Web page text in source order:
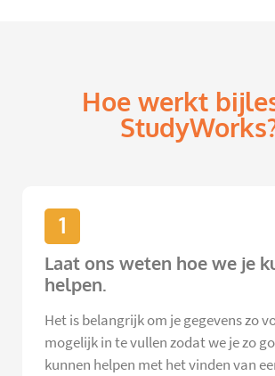
Hoe werkt
1
Laat ons weten hoe we je
helpen.
Het is belangrijk om je gegevens zo
mogelijk in te vullen zodat we je zo
kunnen helpen met het vinden van